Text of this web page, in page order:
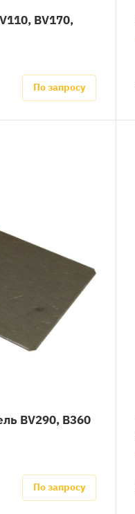
BV170,
По запросу
BV290, B360
По запросу